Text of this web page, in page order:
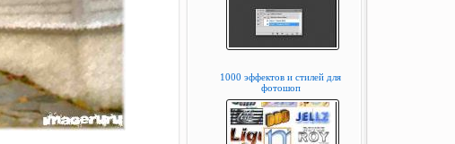
1000 эффектов и стилей для
фотошоп